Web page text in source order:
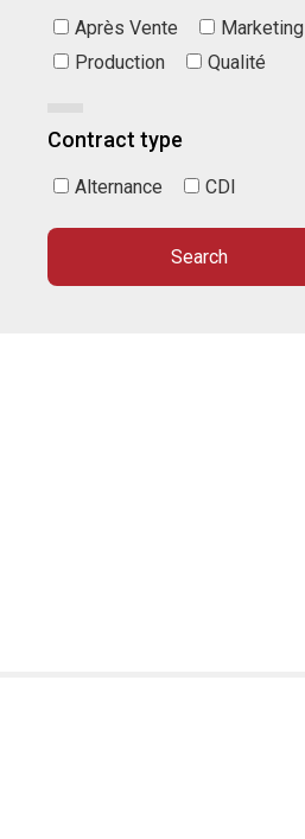
Après Vente
Marketing
Production
Qualité
Contract type
Alternance CDI